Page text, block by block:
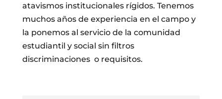
atavismos institucionales rígidos. Tenemos
muchos años de experiencia en el campo y
la ponemos al servicio de la comunidad
estudiantil y social sin filtros
discriminaciones o requisitos.